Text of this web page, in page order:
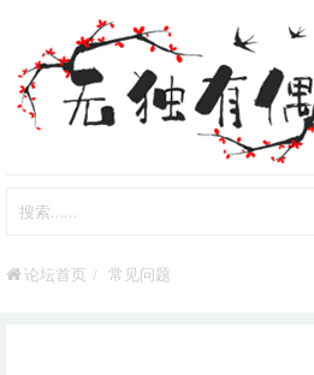
论坛首页 常见问题